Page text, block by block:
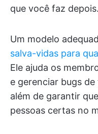
que você faz depois.
Um modelo
salva-vidas para
Ele ajuda os
e gerenciar bugs
além de garantir
pessoas certas no